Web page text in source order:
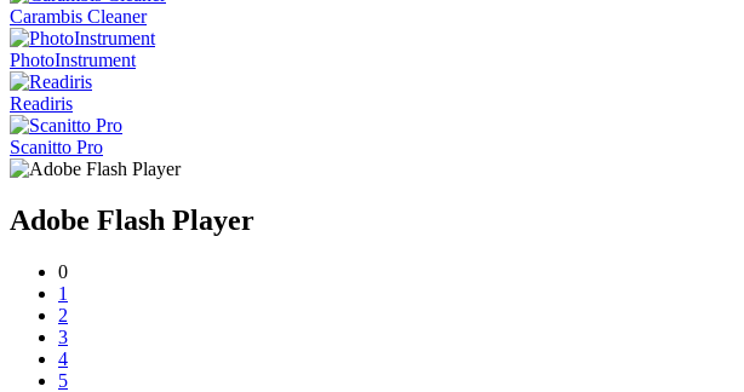
Carambis Cleaner
PhotoInstrument
Readiris
Scanitto Pro
Adobe Flash Player
0
1
2
3
4
5